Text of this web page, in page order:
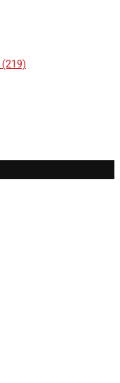
(219)